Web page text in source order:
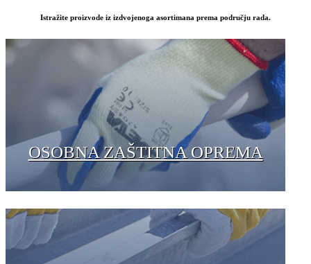
Istražite proizvode iz izdvojenoga asortimana prema području rada.
OSOBNA ZAŠTITNA OPREMA